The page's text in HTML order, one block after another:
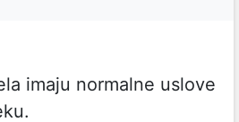
imaju normalne uslove